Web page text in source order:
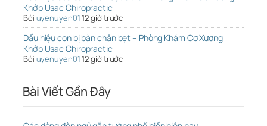
Khớp Usac Chiropractic
Bởi uyenuyen0112 giờ trước
Dấu hiệu con bị bàn chân bẹt – Phòng Khám Cơ Xương
Khớp Usac Chiropractic
Bởi uyenuyen0112 giờ trước
Bài Viết Gần Đây